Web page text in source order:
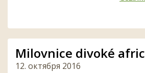
Milovnice divoké
12. октября 2016